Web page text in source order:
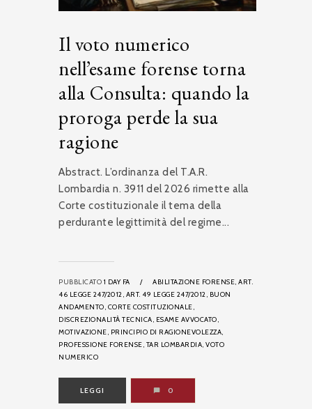
Il voto numerico
nell’esame forense torna
alla Consulta: quando la
proroga perde la sua
ragione
Abstract. L’ordinanza del T.A.R.
Lombardia n. 3911 del 2026 rimette alla
Corte costituzionale il tema della
perdurante legittimità del regime...
PUBBLICATO 1 DAY FA / ABILITAZIONE FORENSE, ART.
46 LEGGE 247/2012, ART. 49 LEGGE 247/2012, BUON
ANDAMENTO, CORTE COSTITUZIONALE,
DISCREZIONALITÀ TECNICA, ESAME AVVOCATO,
MOTIVAZIONE, PRINCIPIO DI RAGIONEVOLEZZA,
PROFESSIONE FORENSE, TAR LOMBARDIA, VOTO
NUMERICO
LEGGI 0